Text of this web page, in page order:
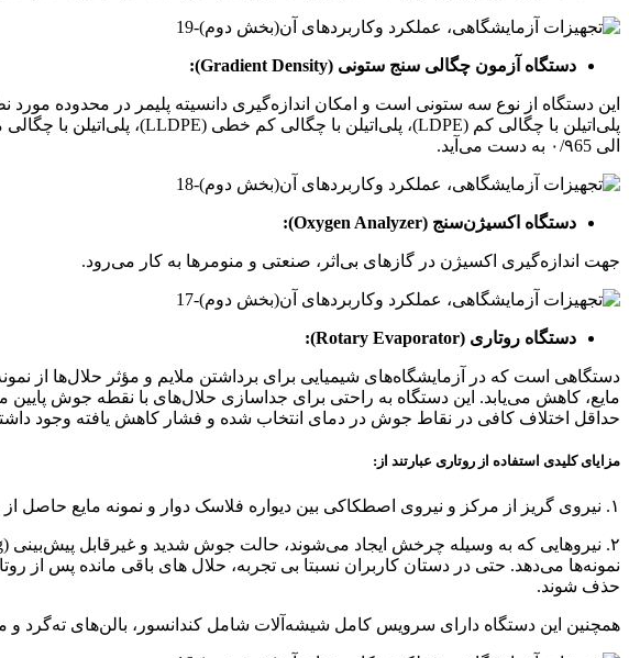
دستگاه آزمون چگالی سنج ستونی (Gradient Density):
الی ۰/۹65 به دست می‌آید.
دستگاه اکسیژن‌سنج (Oxygen Analyzer):
جهت اندازه‌گیری اکسیژن در گازهای بی‌اثر، صنعتی و منومرها به کار می‌رود.
دستگاه روتاری (Rotary Evaporator):
دستگاهی است که در آزمایشگاه‌های شیمیایی برای برداشتن ملایم و مؤثر حلال‌ها
مایع، کاهش می‌یابد. این دستگاه به راحتی برای جداسازی حلال‌های با نقطه جوش پایین
حداقل اختلاف کافی در نقاط جوش در دمای انتخاب شده و فشار کاهش یافته وجود
مزایای کلیدی استفاده از روتاری عبارتند از:
۱. نیروی گریز از مرکز و نیروی اصطکاکی بین دیواره فلاسک دوار و نمونه مایع حاصل از شکل‌گیری یک فیلم نازک از حلال گرم که در یک سطح بزرگ پخش می‌شود.
نمونه‌ها می‌دهد. حتی در دستان کاربران نسبتا بی تجربه، حلال های باقی مانده پس از
حذف شوند.
همچنین این دستگاه دارای سرویس کامل شیشه‌آلات شامل کندانسور، بالن‌های ته‌گرد و